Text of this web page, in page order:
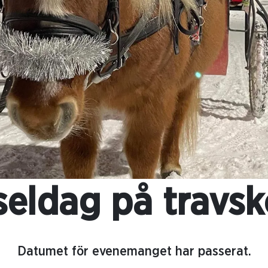
på
Datumet för evenemanget har passerat.